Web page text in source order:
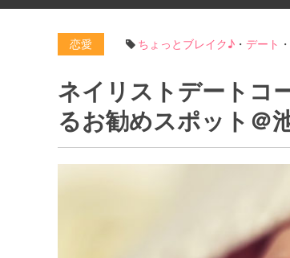
恋愛 ちょっとブレイク♪ ・ デート ・
ネイリストデートコ
るお勧めスポット＠